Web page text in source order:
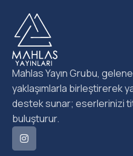
Mahlas Yayın Grubu,
yaklaşımlarla birleştirerek
destek sunar; eserlerinizi
buluşturur.